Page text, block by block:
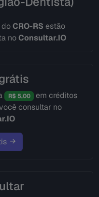
CRO-RS estão
noConsultar.IO
R$ 5,00
em créditos
consultar no